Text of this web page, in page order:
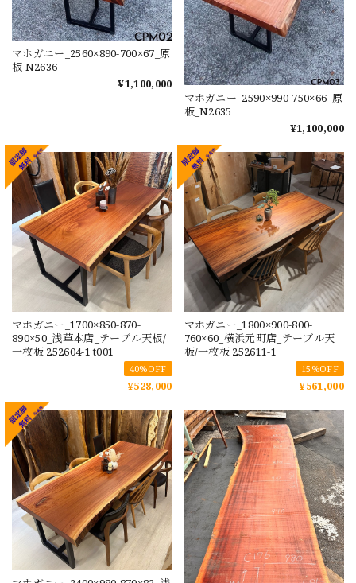
マホガニー_2560×890-700×67_原
板 N2636
¥1,100,000
マホガニー_2590×990-750×66_原
板_N2635
¥1,100,000
マホガニー_1700×850-870-
890×50_浅草本店_テーブル天板/
一枚板 252604-1 t001
40%OFF
¥528,000
マホガニー_1800×900-800-
760×60_横浜元町店_テーブル天
板/一枚板 252611-1
15%OFF
¥561,000